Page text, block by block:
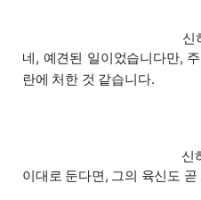
신
네, 예견된 일이었습니다만,
란에 처한 것 같습니다.
신
이대로 둔다면, 그의 육신도